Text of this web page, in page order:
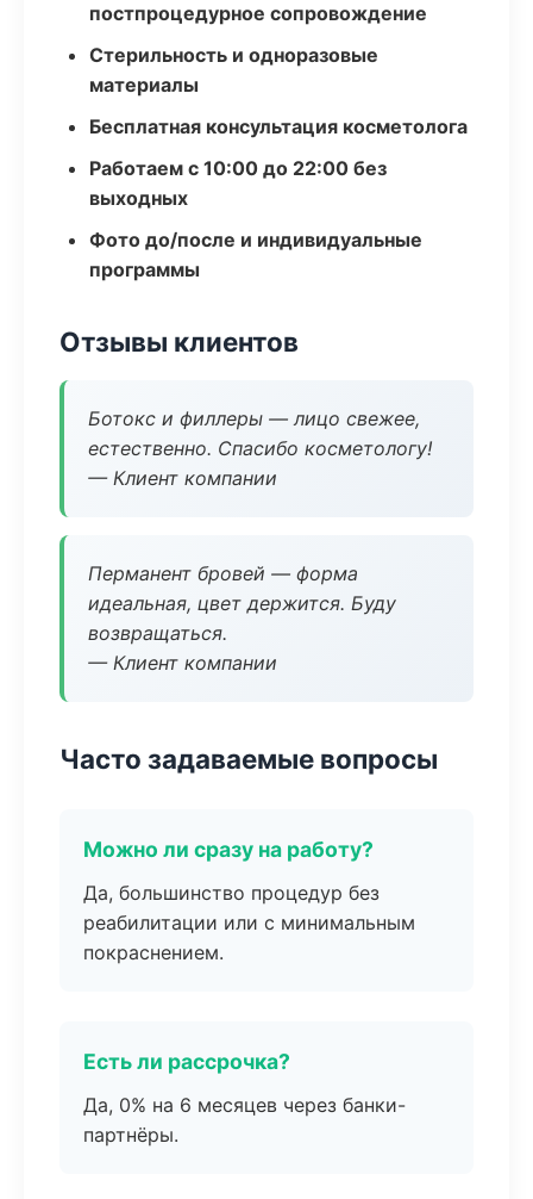
постпроцедурное сопровождение
Стерильность и одноразовые
материалы
Бесплатная консультация косметолога
Работаем с 10:00 до 22:00 без
выходных
Фото до/после и индивидуальные
программы
Отзывы клиентов
Ботокс и филлеры — лицо свежее,
естественно. Спасибо косметологу!
— Клиент компании
Перманент бровей — форма
идеальная, цвет держится. Буду
возвращаться.
— Клиент компании
Часто задаваемые вопросы
Можно ли сразу на работу?
Да, большинство процедур без
реабилитации или с минимальным
покраснением.
Есть ли рассрочка?
Да, 0% на 6 месяцев через банки-
партнёры.